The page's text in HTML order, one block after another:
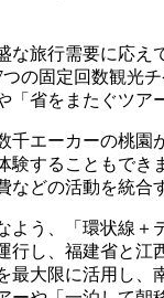
な旅行需要に応
の固定回数観光
「省をまたぐツア
千エーカーの桃
験することもで
どの活動を統合
よう、「環状線
行し、福建省と
最大限に活用し、